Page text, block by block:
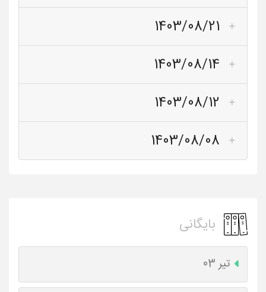
1403/08/21
1403/08/14
1403/08/12
1403/08/08
بایگانی
تیر 03